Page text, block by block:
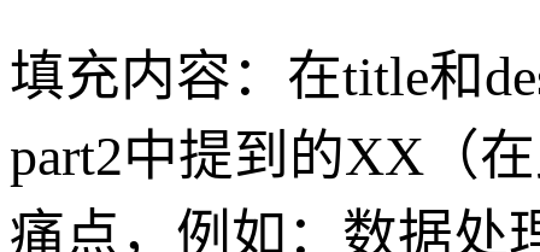
填充内容：在title和
part2中提到的XX（
痛点，例如：数据处